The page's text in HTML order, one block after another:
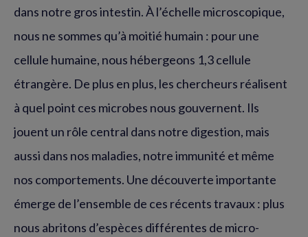
dans notre gros intestin. À l’échelle microscopique,
nous ne sommes qu’à moitié humain : pour une
cellule humaine, nous hébergeons 1,3 cellule
étrangère. De plus en plus, les chercheurs réalisent
à quel point ces microbes nous gouvernent. Ils
jouent un rôle central dans notre digestion, mais
aussi dans nos maladies, notre immunité et même
nos comportements. Une découverte importante
émerge de l’ensemble de ces récents travaux : plus
nous abritons d’espèces différentes de micro-